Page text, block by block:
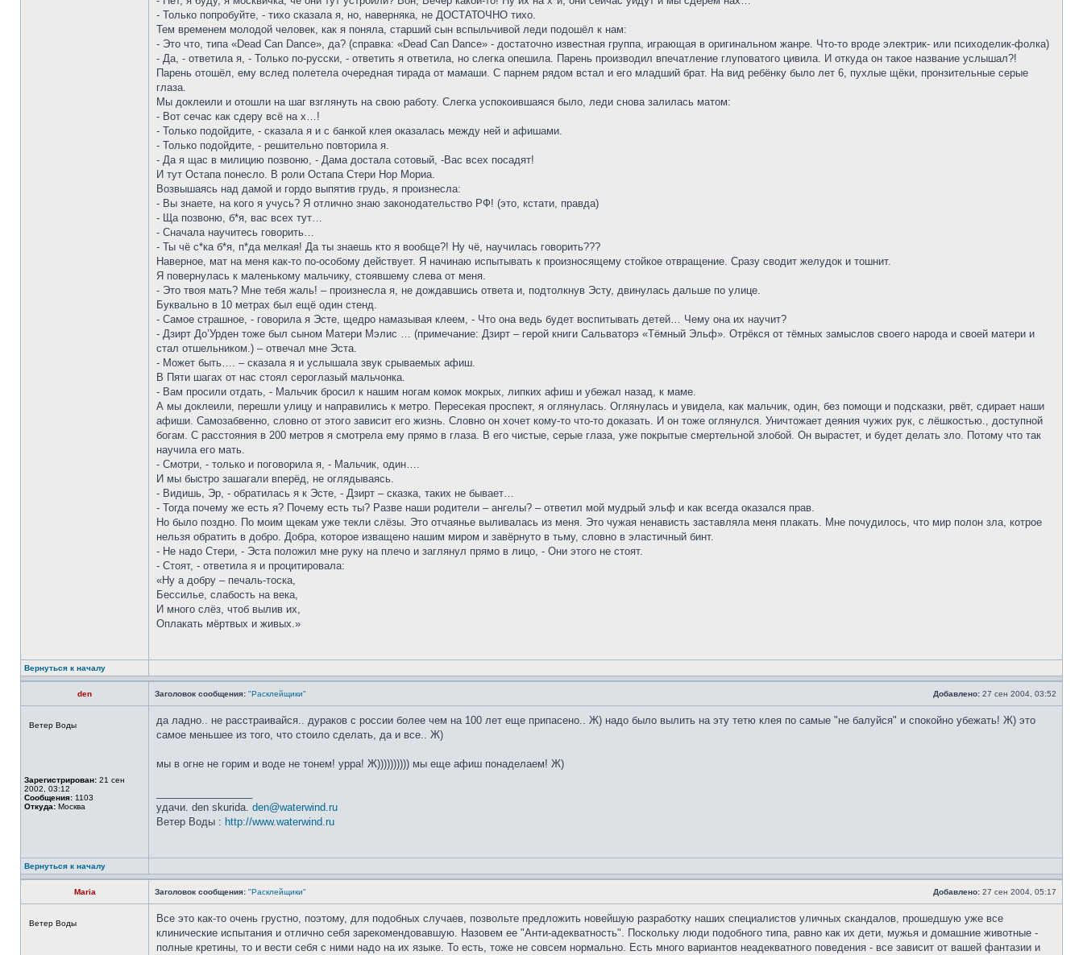
- Только попробуйте, - тихо сказала я, но, наверняка, не ДОСТАТОЧНО тихо.
Тем временем молодой человек, как я поняла, старший сын вспыльчивой леди подошёл к нам:
- Это что, типа «Dead Can Dance», да? (справка: «Dead Can Dance» - достаточно известная группа, играющая в оригинальном жанре. Что-то вроде электрик- или психоделик-фолка)
- Да, - ответила я, - Только по-русски, - ответить я ответила, но слегка опешила. Парень производил впечатление глуповатого цивила. И откуда он такое название услышал?!
Парень отошёл, ему вслед полетела очередная тирада от мамаши. С парнем рядом встал и его младший брат. На вид ребёнку было лет 6, пухлые щёки, пронзительные серые
глаза.
Мы доклеили и отошли на шаг взглянуть на свою работу. Слегка успокоившаяся было, леди снова залилась матом:
- Вот сечас как сдеру всё на х…!
- Только подойдите, - сказала я и с банкой клея оказалась между ней и афишами.
- Только подойдите, - решительно повторила я.
- Да я щас в милицию позвоню, - Дама достала сотовый, -Вас всех посадят!
И тут Остапа понесло. В роли Остапа Стери Нор Мориа.
Возвышаясь над дамой и гордо выпятив грудь, я произнесла:
- Вы знаете, на кого я учусь? Я отлично знаю законодательство РФ! (это, кстати, правда)
- Ща позвоню, б*я, вас всех тут…
- Сначала научитесь говорить…
- Ты чё с*ка б*я, п*да мелкая! Да ты знаешь кто я вообще?! Ну чё, научилась говорить???
Наверное, мат на меня как-то по-особому действует. Я начинаю испытывать к произносящему стойкое отвращение. Сразу сводит желудок и тошнит.
Я повернулась к маленькому мальчику, стоявшему слева от меня.
- Это твоя мать? Мне тебя жаль! – произнесла я, не дождавшись ответа и, подтолкнув Эсту, двинулась дальше по улице.
Буквально в 10 метрах был ещё один стенд.
- Самое страшное, - говорила я Эсте, щедро намазывая клеем, - Что она ведь будет воспитывать детей… Чему она их научит?
- Дзирт До’Урден тоже был сыном Матери Мэлис … (примечание: Дзирт – герой книги Сальваторэ «Тёмный Эльф». Отрёкся от тёмных замыслов своего народа и своей матери и
стал отшельником.) – отвечал мне Эста.
- Может быть…. – сказала я и услышала звук срываемых афиш.
В Пяти шагах от нас стоял сероглазый мальчонка.
- Вам просили отдать, - Мальчик бросил к нашим ногам комок мокрых, липких афиш и убежал назад, к маме.
А мы доклеили, перешли улицу и направились к метро. Пересекая проспект, я оглянулась. Оглянулась и увидела, как мальчик, один, без помощи и подсказки, рвёт, сдирает наши
афиши. Самозабвенно, словно от этого зависит его жизнь. Словно он хочет кому-то что-то доказать. И он тоже оглянулся. Уничтожает деяния чужих рук, с лёшкостью., доступной
богам. С расстояния в 200 метров я смотрела ему прямо в глаза. В его чистые, серые глаза, уже покрытые смертельной злобой. Он вырастет, и будет делать зло. Потому что так
научила его мать.
- Смотри, - только и поговорила я, - Мальчик, один….
И мы быстро зашагали вперёд, не оглядываясь.
- Видишь, Эр, - обратилась я к Эсте, - Дзирт – сказка, таких не бывает…
- Тогда почему же есть я? Почему есть ты? Разве наши родители – ангелы? – ответил мой мудрый эльф и как всегда оказался прав.
Но было поздно. По моим щекам уже текли слёзы. Это отчаянье выливалась из меня. Это чужая ненависть заставляла меня плакать. Мне почудилось, что мир полон зла, котрое
нельзя обратить в добро. Добра, которое изващено нашим миром и завёрнуто в тьму, словно в эластичный бинт.
- Не надо Стери, - Эста положил мне руку на плечо и заглянул прямо в лицо, - Они этого не стоят.
- Стоят, - ответила я и процитировала:
«Ну а добру – печаль-тоска,
Бессилье, слабость на века,
И много слёз, чтоб вылив их,
Оплакать мёртвых и живых.»
Вернуться к началу
den Заголовок сообщения: "Расклейщики" Добавлено: 27 сен 2004, 03:52
Ветер Воды
Зарегистрирован: 21 сен
2002, 03:12
Сообщения: 1103
Откуда: Москва
да ладно.. не расстраивайся.. дураков с россии более чем на 100 лет еще припасено.. Ж) надо было вылить на эту тетю клея по самые "не балуйся" и спокойно убежать! Ж) это
самое меньшее из того, что стоило сделать, да и все.. Ж)
мы в огне не горим и воде не тонем! урра! Ж)))))))))) мы еще афиш понаделаем! Ж)
удачи. den skurida. den@waterwind.ru
Ветер Воды : http://www.waterwind.ru
Вернуться к началу
Maria Заголовок сообщения: "Расклейщики" Добавлено: 27 сен 2004, 05:17
Ветер Воды
Все это как-то очень грустно, поэтому, для подобных случаев, позвольте предложить новейшую разработку наших специалистов уличных скандалов, прошедшую уже все
клинические испытания и отлично себя зарекомендовавшую. Назовем ее "Анти-адекватность". Поскольку люди подобного типа, равно как их дети, мужья и домашние животные -
полные кретины, то и вести себя с ними надо на их языке. То есть, тоже не совсем нормально. Есть много вариантов неадекватного поведения - все зависит от вашей фантазии и